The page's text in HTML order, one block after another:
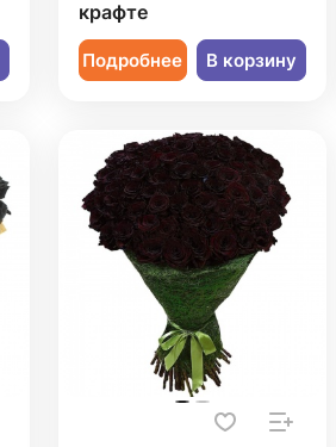
крафте
Подробнее В корзину